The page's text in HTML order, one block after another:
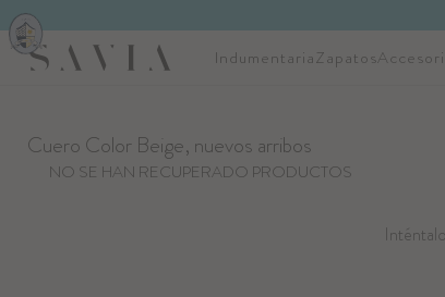
IndumentariaZapatos
Cuero Color Beige, nuevos arribos
NO SE HAN RECUPERADO PRODUCTOS